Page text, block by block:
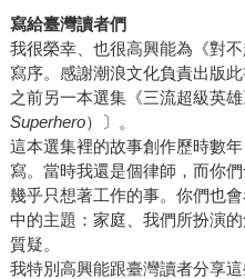
寫給臺灣讀者們
我很榮幸、也很高興能為《對
寫序。感謝潮浪文化負責出版
之前另一本選集《三流超級英雄
Superhero）〕。
這本選集裡的故事創作歷時數
寫。當時我還是個律師，而你
幾乎只想著工作的事。你們也
中的主題：家庭、我們所扮演
質疑。
我特別高興能跟臺灣讀者分享